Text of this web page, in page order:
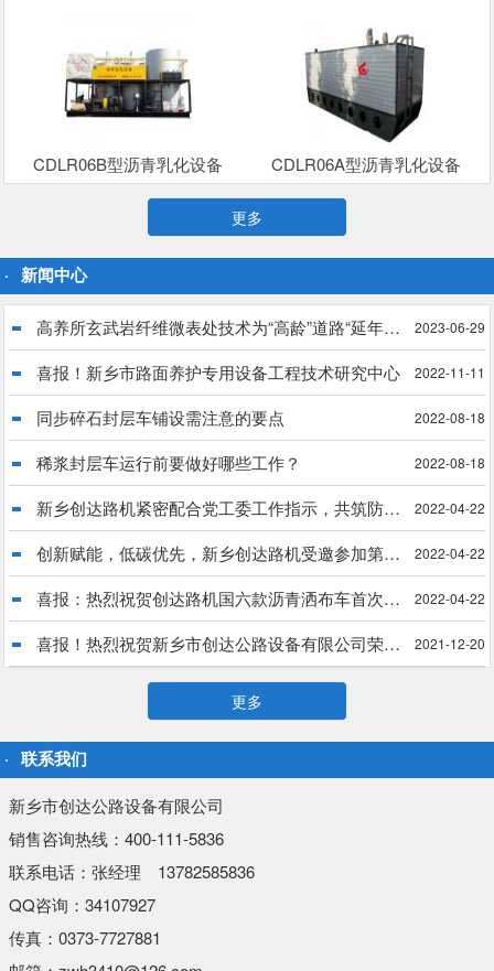
CDLR06B型沥青乳化设备 CDLR06A型沥青乳化设备
更多
新闻中心
高养所玄武岩纤维微表处技术为“高龄”道路“延年益寿” 2023-06-29
喜报！新乡市路面养护专用设备工程技术研究中心 2022-11-11
同步碎石封层车铺设需注意的要点 2022-08-18
稀浆封层车运行前要做好哪些工作？ 2022-08-18
新乡创达路机紧密配合党工委工作指示，共筑防疫长城 2022-04-22
创新赋能，低碳优先，新乡创达路机受邀参加第34届中国乳化沥青技术大会 2022-04-22
喜报：热烈祝贺创达路机国六款沥青洒布车首次出口菲律宾 2022-04-22
喜报！热烈祝贺新乡市创达公路设备有限公司荣获“国家科技型中小企业”殊荣 2021-12-20
更多
联系我们
新乡市创达公路设备有限公司
销售咨询热线：400-111-5836
联系电话：张经理 13782585836
QQ咨询：34107927
传真：0373-7727881